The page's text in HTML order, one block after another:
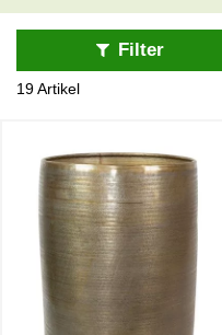
gemütliche Atmosphäre in
Filter
19 Artikel